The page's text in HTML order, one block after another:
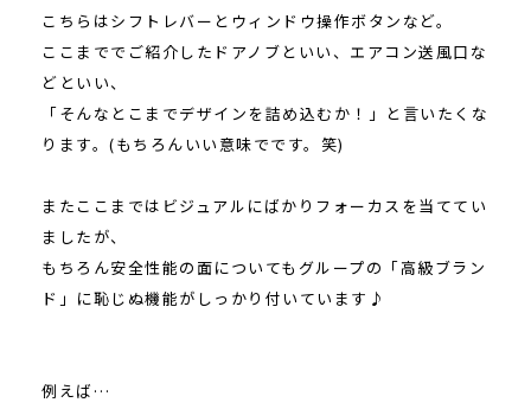
こちらはシフトレバーとウィンドウ操作ボタンなど。
ここまででご紹介したドアノブといい、エアコン送風口な
どといい、
「そんなとこまでデザインを詰め込むか！」と言いたくな
ります。(もちろんいい意味でです。笑)
またここまではビジュアルにばかりフォーカスを当ててい
ましたが、
もちろん安全性能の面についてもグループの「高級ブラン
ド」に恥じぬ機能がしっかり付いています♪
例えば…